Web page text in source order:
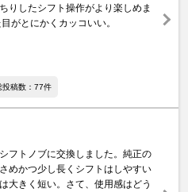
りしたシフト操作がより楽しめま
がとにかくカッコいい。
投稿数：77件
フトノブに交換しました。純正の
めかつ少し長くシフトはしやすい
大きく短い。さて、使用感はどう